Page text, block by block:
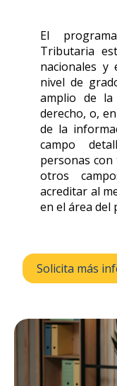
El
Tributaria
nacionales
nivel de
amplio de la
derecho, o,
de la
campo
personas
otros
acreditar al
en el área del
Solicita más